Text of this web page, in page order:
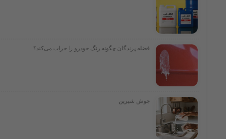
فضله پرندگان چگونه رنگ خودرو را خراب می‌کند؟
جوش شیرین